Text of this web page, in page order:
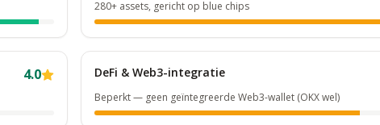
280+ assets, gericht op blue chips
4.0 DeFi & Web3-integratie
Beperkt — geen geïntegreerde Web3-wallet (OKX wel)